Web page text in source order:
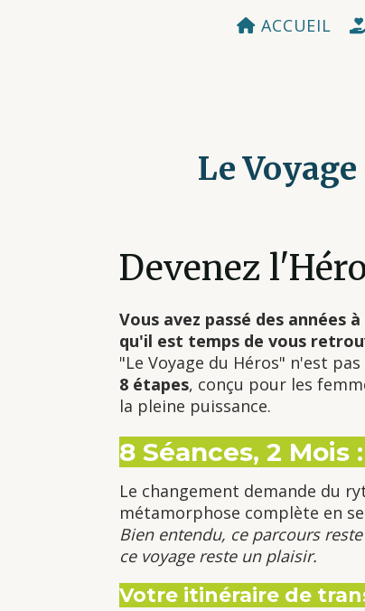
ACCUEIL
Le
Devenez
Vous avez passé des années
qu'il est temps de vous
"Le Voyage du Héros" n'est
8 étapes, conçu pour les
la pleine puissance.
8 Séances, 2
Le changement demande du
métamorphose complète en
Bien entendu, ce parcours reste
ce voyage reste un plaisir.
Votre itinéraire de